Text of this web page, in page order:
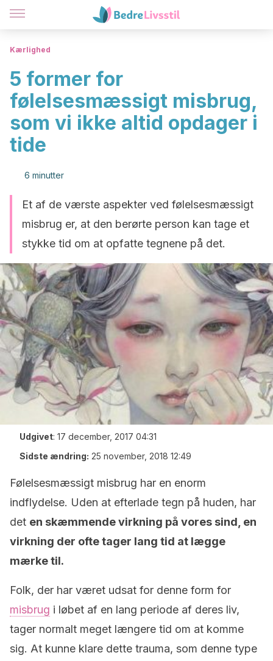
Kærlighed
5 former for
følelsesmæssigt misbrug,
som vi ikke altid opdager i
tide
6 minutter
Et af de værste aspekter ved følelsesmæssigt
misbrug er, at den berørte person kan tage et
stykke tid om at opfatte tegnene på det.
Udgivet: 17 december, 2017 04:31
Sidste ændring: 25 november, 2018 12:49
Følelsesmæssigt misbrug har en enorm
indflydelse. Uden at efterlade tegn på huden, har
det en skæmmende virkning på vores sind, en
virkning der ofte tager lang tid at lægge
mærke til.
Folk, der har været udsat for denne form for
misbrug i løbet af en lang periode af deres liv,
tager normalt meget længere tid om at komme
sig. At kunne klare dette trauma, som denne type